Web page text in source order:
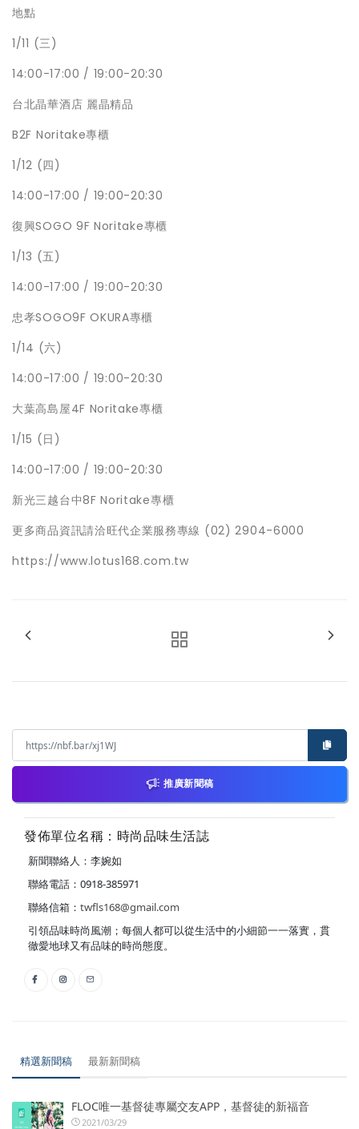
地點
1/11 (三)
14:00-17:00 / 19:00-20:30
台北晶華酒店 麗晶精品
B2F Noritake專櫃
1/12 (四)
14:00-17:00 / 19:00-20:30
復興SOGO 9F Noritake專櫃
1/13 (五)
14:00-17:00 / 19:00-20:30
忠孝SOGO9F OKURA專櫃
1/14 (六)
14:00-17:00 / 19:00-20:30
大葉高島屋4F Noritake專櫃
1/15 (日)
14:00-17:00 / 19:00-20:30
新光三越台中8F Noritake專櫃
更多商品資訊請洽旺代企業服務專線 (02) 2904-6000
https://www.lotus168.com.tw
推廣新聞稿
發佈單位名稱：時尚品味生活誌
新聞聯絡人：李婉如
聯絡電話：0918-385971
聯絡信箱： twfls168@gmail.com
引領品味時尚風潮；每個人都可以從生活中的小細節一一落實，貫
徹愛地球又有品味的時尚態度。
精選新聞稿 最新新聞稿
FLOC唯一基督徒專屬交友APP，基督徒的新福音
2021/03/29